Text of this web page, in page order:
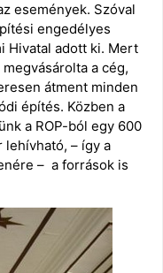
események. Szóval
engedélyes
Hivatal adott ki. Mert
a cég,
átment minden
építés. Közben a
a ROP-ból egy 600
– így a
– a források is